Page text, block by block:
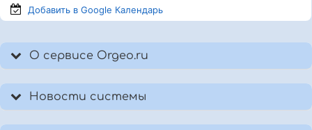
Добавить в Google Календарь
О сервисе Orgeo.ru
Новости системы